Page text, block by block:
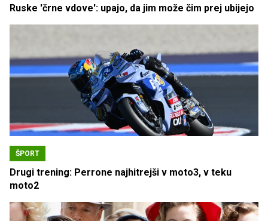
Ruske 'črne vdove': upajo, da jim može čim prej ubijejo
ŠPORT
Drugi trening: Perrone najhitrejši v moto3, v teku
moto2